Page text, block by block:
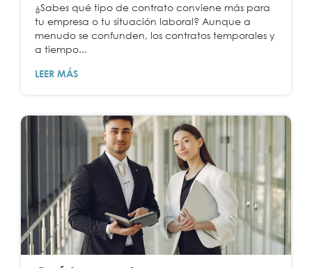
¿Sabes qué tipo de contrato conviene más para
tu empresa o tu situación laboral? Aunque a
menudo se confunden, los contratos temporales y
a tiempo...
LEER MÁS